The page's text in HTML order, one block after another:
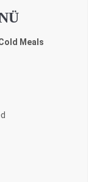
Meals